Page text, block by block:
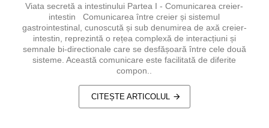
Viata secretă a intestinului Partea I - Comunicarea creier-
intestin Comunicarea între creier și sistemul
gastrointestinal, cunoscută și sub denumirea de axă creier-
intestin, reprezintă o rețea complexă de interacțiuni și
semnale bi-directionale care se desfășoară între cele două
sisteme. Această comunicare este facilitată de diferite
compon..
CITEȘTE ARTICOLUL